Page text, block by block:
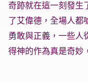
奇跡就在這一刻發生
了艾偉德，全場人都
勇敢與正義，一些人
得神的作為真是奇妙